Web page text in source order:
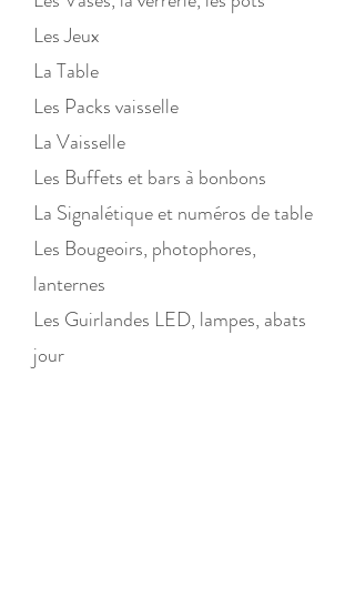
Les Jeux
La Table
Les Packs vaisselle
La Vaisselle
Les Buffets et bars à bonbons
La Signalétique et numéros de table
Les Bougeoirs, photophores,
lanternes
Les Guirlandes LED, lampes, abats
jour